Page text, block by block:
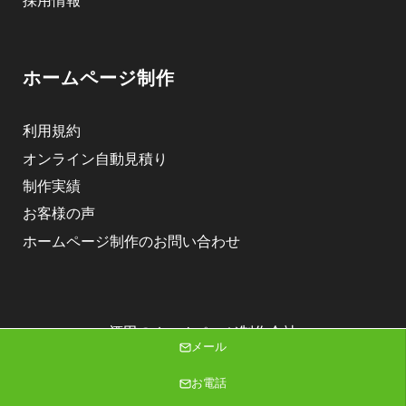
ホームページ制作
利用規約
オンライン自動見積り
制作実績
お客様の声
ホームページ制作のお問い合わせ
酒田のホームページ制作会社
株式会社ニゴロデザイン
Copyright (C) 2026 株式会社ニゴロデザイン All Rights Reserved.
メール
お電話